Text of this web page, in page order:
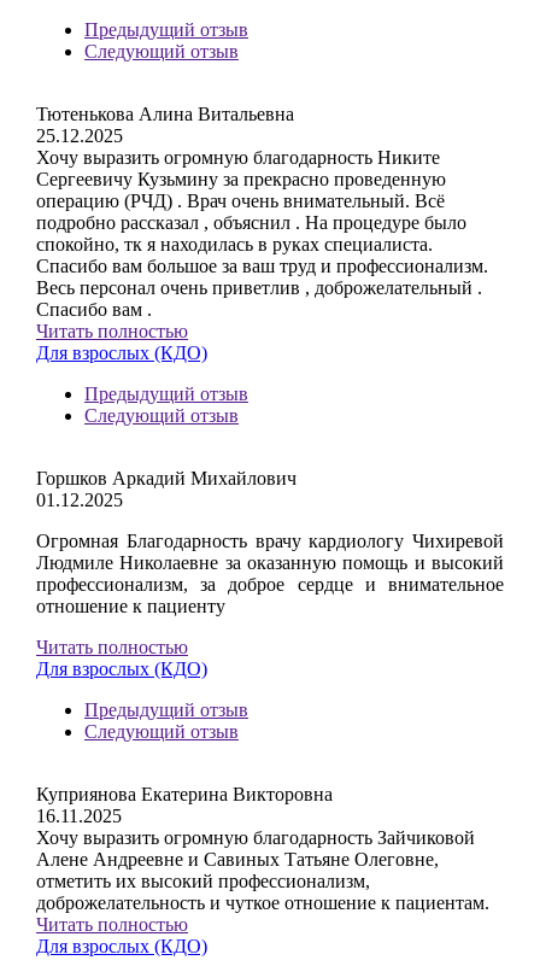
Предыдущий отзыв
Следующий отзыв
Тютенькова Алина Витальевна
25.12.2025
Хочу выразить огромную благодарность Никите
Сергеевичу Кузьмину за прекрасно проведенную
операцию (РЧД) . Врач очень внимательный. Всё
подробно рассказал , объяснил . На процедуре было
спокойно, тк я находилась в руках специалиста.
Спасибо вам большое за ваш труд и профессионализм.
Весь персонал очень приветлив , доброжелательный .
Спасибо вам .
Читать полностью
Для взрослых (КДО)
Предыдущий отзыв
Следующий отзыв
Горшков Аркадий Михайлович
01.12.2025
Огромная Благодарность врачу кардиологу Чихиревой
Людмиле Николаевне за оказанную помощь и высокий
профессионализм, за доброе сердце и внимательное
отношение к пациенту
Читать полностью
Для взрослых (КДО)
Предыдущий отзыв
Следующий отзыв
Куприянова Екатерина Викторовна
16.11.2025
Хочу выразить огромную благодарность Зайчиковой
Алене Андреевне и Савиных Татьяне Олеговне,
отметить их высокий профессионализм,
доброжелательность и чуткое отношение к пациентам.
Читать полностью
Для взрослых (КДО)